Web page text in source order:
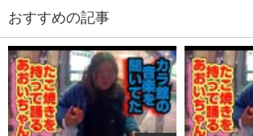
おすすめの記事